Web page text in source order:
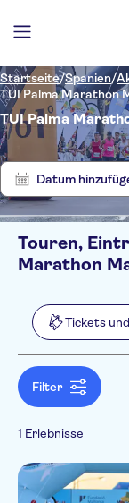
Startseite/Spanien/
TUI Palma Marathon
TUI Palma
Datum
Filter Preis (pro
Min. €
NO-
Kategorien
Tickets
Sprache
FilterZeige
1
Ergebnisse
Touren,
Marathon
Tickets
Filter
1 Erlebnisse